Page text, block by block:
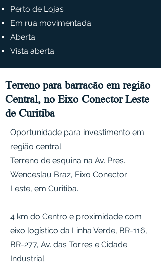
Perto de Lojas
Em rua movimentada
Aberta
Vista aberta
Terreno para barracão em região
Central, no Eixo Conector Leste
de Curitiba
Oportunidade para investimento em
região central.
Terreno de esquina na Av. Pres.
Wenceslau Braz, Eixo Conector
Leste, em Curitiba.
4 km do Centro e proximidade com
eixo logístico da Linha Verde, BR-116,
BR-277, Av. das Torres e Cidade
Industrial.